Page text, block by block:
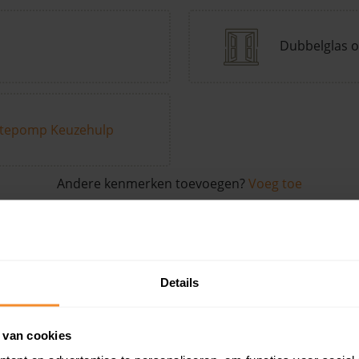
Details
cookies
Dubbelglas
Keuzehulp
Andere kenmerken toevoegen? Voeg toe
de buurt